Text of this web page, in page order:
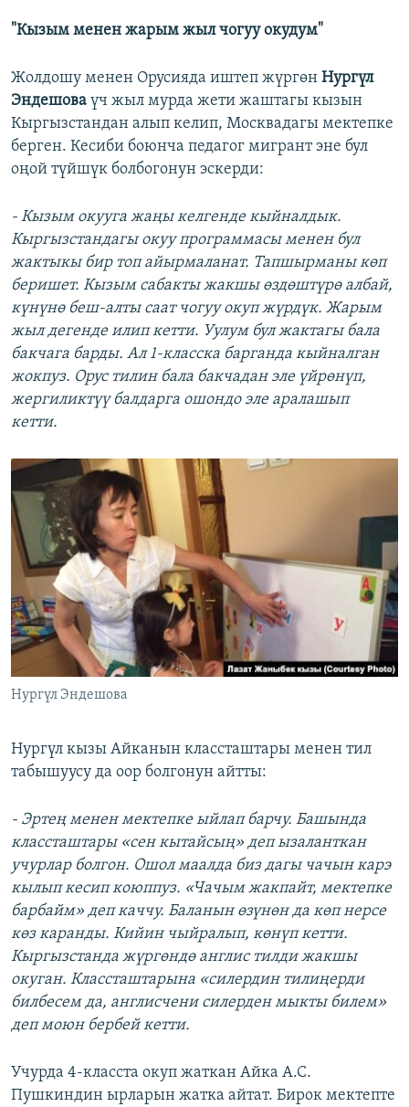
"Кызым менен жарым жыл чогуу окудум"
Жолдошу менен Орусияда иштеп жүргөн Нургүл
Эндешова үч жыл мурда жети жаштагы кызын
Кыргызстандан алып келип, Москвадагы мектепке
берген. Кесиби боюнча педагог мигрант эне бул
оңой түйшүк болбогонун эскерди:
- Кызым окууга жаңы келгенде кыйналдык.
Кыргызстандагы окуу программасы менен бул
жактыкы бир топ айырмаланат. Тапшырманы көп
беришет. Кызым сабакты жакшы өздөштүрө албай,
күнүнө беш-алты саат чогуу окуп жүрдүк. Жарым
жыл дегенде илип кетти. Уулум бул жактагы бала
бакчага барды. Ал 1-класска барганда кыйналган
жокпуз. Орус тилин бала бакчадан эле үйрөнүп,
жергиликтүү балдарга ошондо эле аралашып
кетти.
Нургүл Эндешова
​Нургүл кызы Айканын классташтары менен тил
табышуусу да оор болгонун айтты:
- Эртең менен мектепке ыйлап барчу. Башында
классташтары «сен кытайсың» деп ызаланткан
учурлар болгон. Ошол маалда биз дагы чачын карэ
кылып кесип коюппуз. «Чачым жакпайт, мектепке
барбайм» деп каччу. Баланын өзүнөн да көп нерсе
көз каранды. Кийин чыйралып, көнүп кетти.
Кыргызстанда жүргөндө англис тилди жакшы
окуган. Классташтарына «силердин тилиңерди
билбесем да, англисчени силерден мыкты билем»
деп моюн бербей кетти.
Учурда 4-класста окуп жаткан Айка А.С.
Пушкиндин ырларын жатка айтат. Бирок мектепте